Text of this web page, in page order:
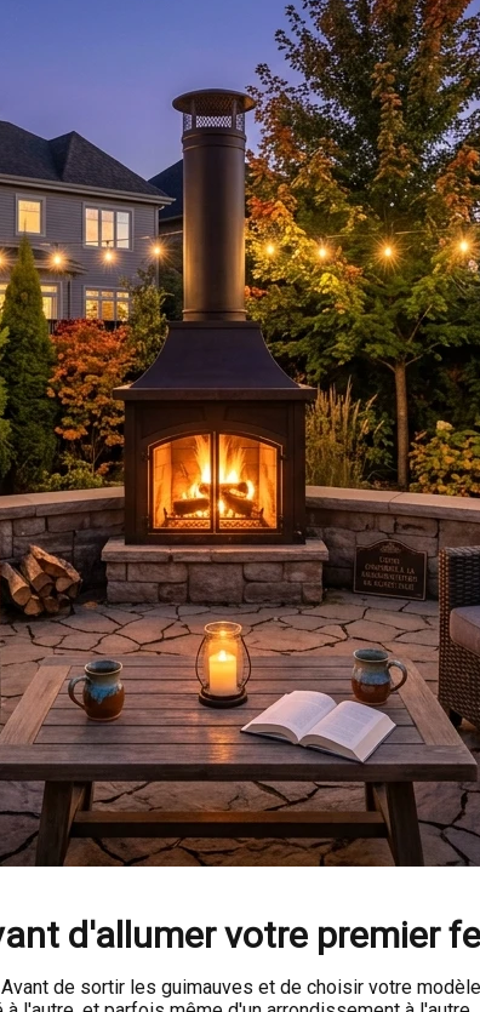
d'allumer votre premier
de sortir les guimauves et de choisir votre